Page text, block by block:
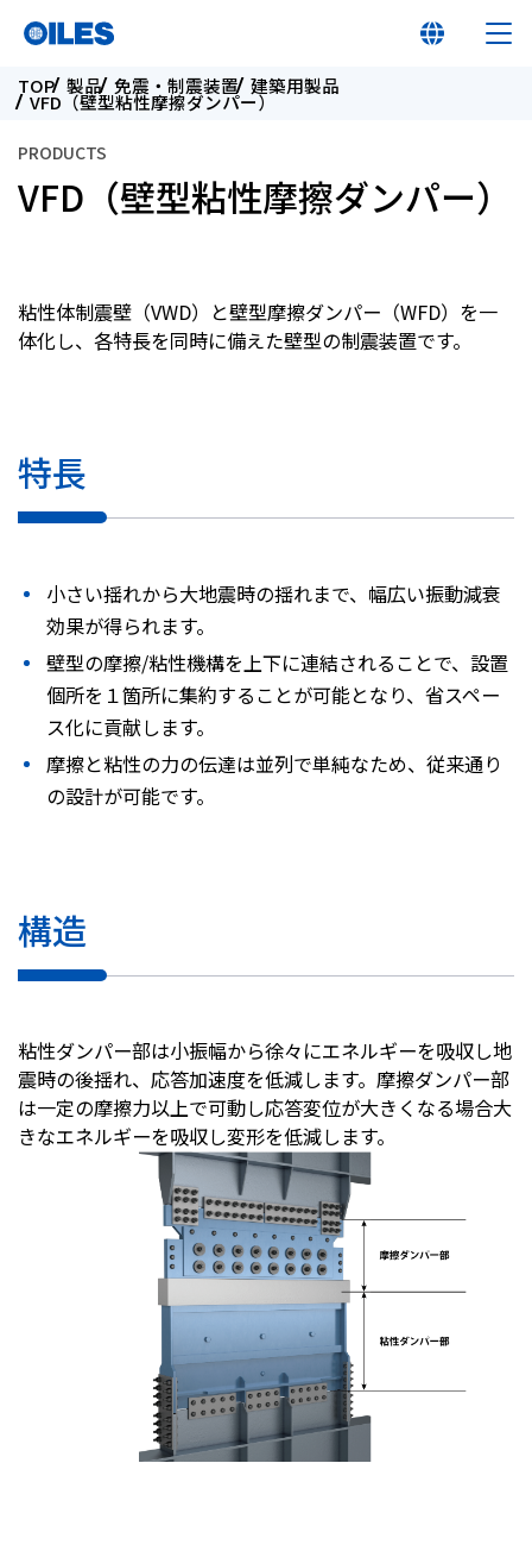
オイレス早わかり
株主・投資家情報
採用
TOP 製品 免震・制震装置 建築用製品
VFD（壁型粘性摩擦ダンパー）
PRODUCTS
VFD（壁型粘性摩擦ダンパー）
粘性体制震壁（VWD）と壁型摩擦ダンパー（WFD）を一
体化し、各特長を同時に備えた壁型の制震装置です。
特長
小さい揺れから大地震時の揺れまで、幅広い振動減衰
効果が得られます。
壁型の摩擦/粘性機構を上下に連結されることで、設置
個所を１箇所に集約することが可能となり、省スペー
ス化に貢献します。
摩擦と粘性の力の伝達は並列で単純なため、従来通り
の設計が可能です。
構造
粘性ダンパー部は小振幅から徐々にエネルギーを吸収し地
震時の後揺れ、応答加速度を低減します。摩擦ダンパー部
は一定の摩擦力以上で可動し応答変位が大きくなる場合大
きなエネルギーを吸収し変形を低減します。